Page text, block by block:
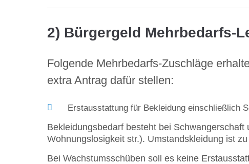
2) Bürgergeld Mehrbedarfs-
Folgende Mehrbedarfs-Zuschläge
extra Antrag dafür stellen:
Erstausstattung für Bekleidung einschließlich
Bekleidungsbedarf besteht bei
Wohnungslosigkeit str.). Umstandskleidung ist
Bei Wachstumsschüben soll es keine